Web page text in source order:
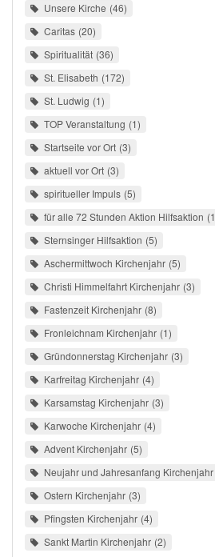
Unsere Kirche 46
Caritas 20
Spiritualität 36
St. Elisabeth 172
St. Ludwig 1
TOP Veranstaltung 1
Startseite vor Ort 3
aktuell vor Ort 3
spiritueller Impuls 5
für alle 72 Stunden Aktion Hilfsaktion 1
Sternsinger Hilfsaktion 5
Aschermittwoch Kirchenjahr 5
Christi Himmelfahrt Kirchenjahr 3
Fastenzeit Kirchenjahr 8
Fronleichnam Kirchenjahr 1
Gründonnerstag Kirchenjahr 3
Karfreitag Kirchenjahr 4
Karsamstag Kirchenjahr 3
Karwoche Kirchenjahr 4
Advent Kirchenjahr 5
Neujahr und Jahresanfang Kirchenjahr
Ostern Kirchenjahr 3
Pfingsten Kirchenjahr 4
Sankt Martin Kirchenjahr 2